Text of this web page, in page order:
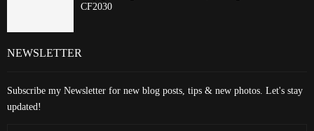
CF2030
NEWSLETTER
Subscribe my Newsletter for new blog posts, tips & new photos. Let's stay
updated!